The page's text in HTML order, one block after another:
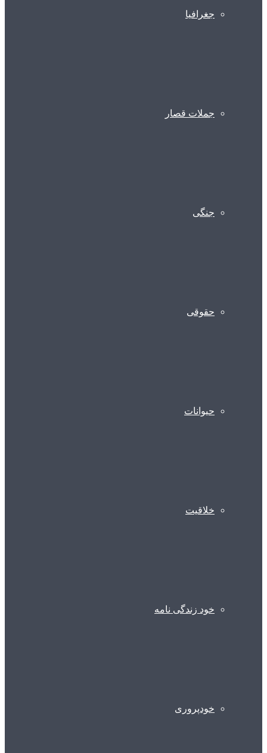
جغرافیا
جملات قصار
جنگی
حقوقی
حیوانات
خلاقیت
خود زندگی نامه
خودپروری